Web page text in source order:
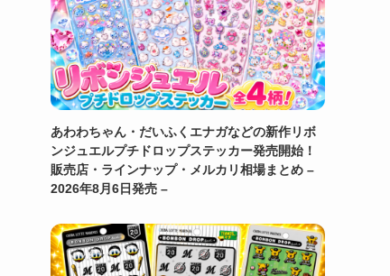
あわわちゃん・だいふくエナガなどの新作リボ
ンジュエルプチドロップステッカー発売開始！
販売店・ラインナップ・メルカリ相場まとめ –
2026年8月6日発売 –